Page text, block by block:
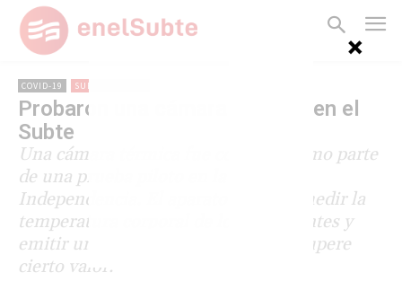
COVID-19 SUBTERRÁNEOS
Probaron una cámara térmica en el
Subte
Una cámara térmica fue colocada como parte
de una prueba piloto en la estación
Independencia. El aparato permite medir la
temperatura corporal de los transeúntes y
emitir una alerta en el caso de que supere
cierto valor.